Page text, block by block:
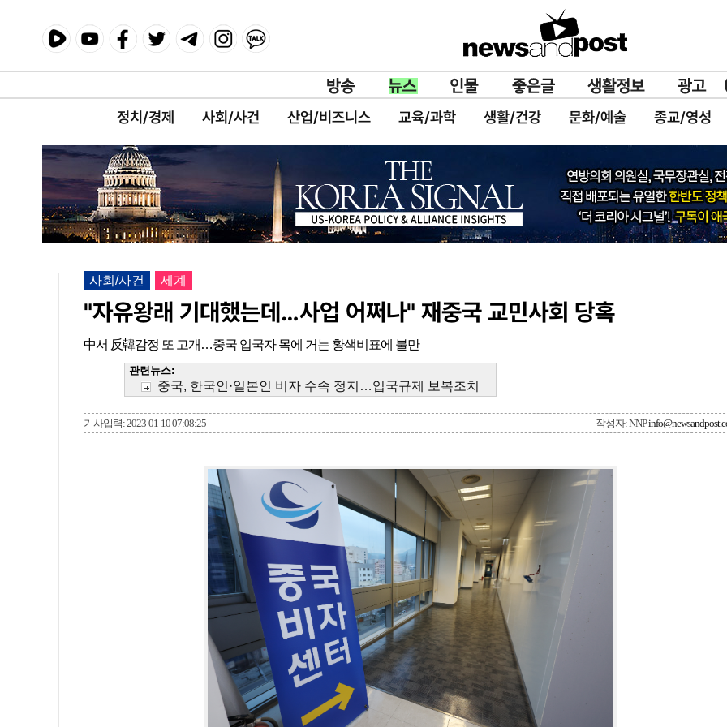
정치/경제 사회/사건 산업/비즈니스 교육/과학 생활/건강 문화/예술 종교/영성
사회/사건 세계
"자유왕래 기대했는데…사업 어쩌나" 재중국 교민사회 당혹
中서 反韓감정 또 고개…중국 입국자 목에 거는 황색비표에 불만
관련뉴스:
중국, 한국인·일본인 비자 수속 정지…입국규제 보복조치
기사입력: 2023-01-10 07:08:25 작성자: NNP